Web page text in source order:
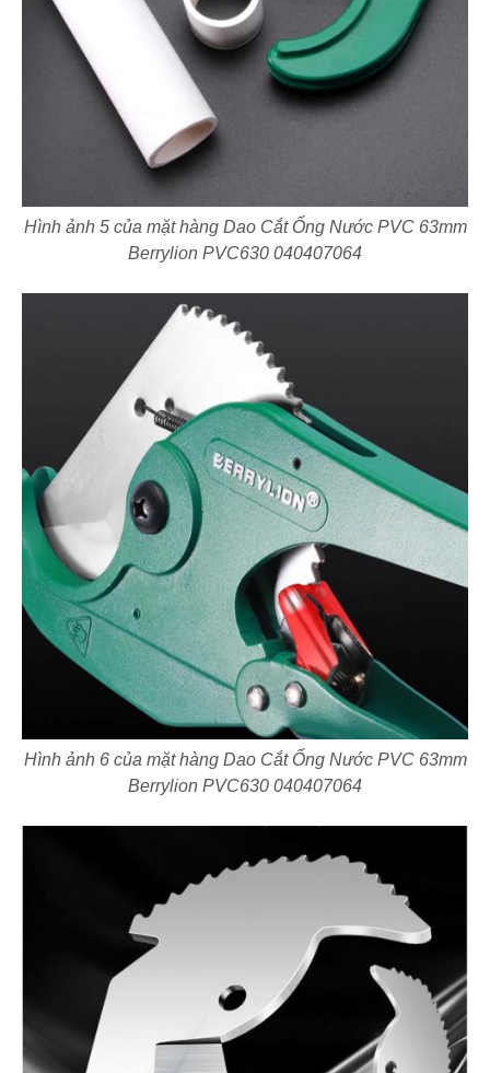
Hình ảnh 5 của mặt hàng Dao Cắt Ống Nước PVC 63mm
Berrylion PVC630 040407064
Hình ảnh 6 của mặt hàng Dao Cắt Ống Nước PVC 63mm
Berrylion PVC630 040407064